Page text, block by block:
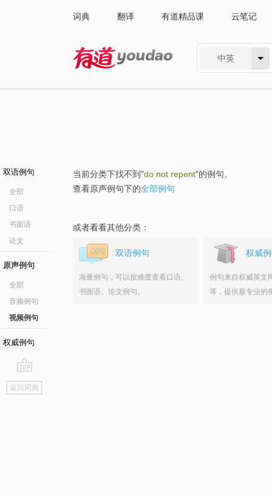
词典 翻译 有道精品课 云笔记
中英
双语例句
全部
口语
书面语
论文
原声例句
全部
音频例句
视频例句
权威例句
go
top
返回词典
当前分类下找不到"do not repent"的例句。
查看原声例句下的全部例句
或者看看其他分类：
双语例句
海量例句，可以按难度查看口语、
书面语、论文例句。
权威
例句来自权威英文
等，提供最专业的